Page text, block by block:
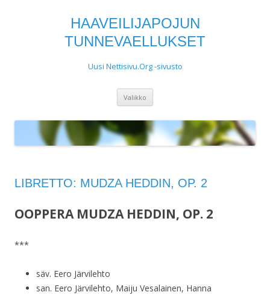
HAAVEILIJAPOJUN
TUNNEVAELLUKSET
Uusi Nettisivu.Org -sivusto
Valikko
LIBRETTO: MUDZA HEDDIN, OP. 2
OOPPERA MUDZA HEDDIN, OP. 2
***
säv. Eero Järvilehto
san. Eero Järvilehto, Maiju Vesalainen, Hanna